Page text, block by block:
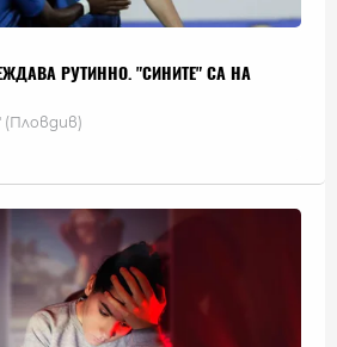
РУТИННО. "СИНИТЕ" СА НА
(Пловдив)